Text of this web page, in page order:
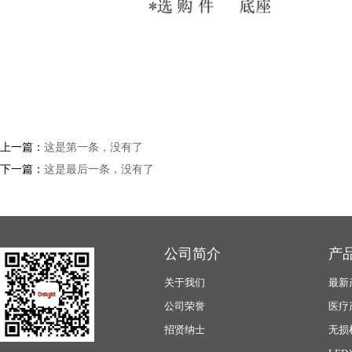
上一篇： 这是第一条，没有了
下一篇： 这是最后一条，没有了
公司简介
关于我们
公司荣誉
招贤纳士
产
最新
医疗
无损